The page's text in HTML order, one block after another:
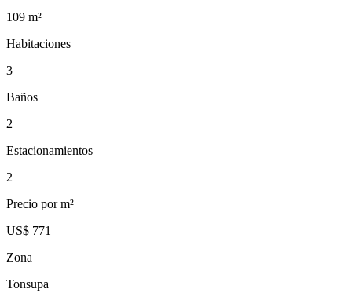
109 m²
Habitaciones
3
Baños
2
Estacionamientos
2
Precio por m²
US$ 771
Zona
Tonsupa